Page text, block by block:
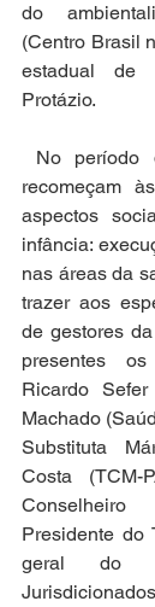
do
(Centro Brasil
estadual de
Protázio.
No período
recomeçam
aspectos
infância:
nas áreas da
trazer aos
de gestores
presentes
Ricardo
Machado
Substituta
Costa (TCM-
Presidente do
geral do